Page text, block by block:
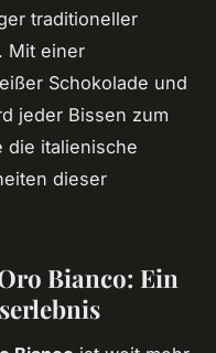
traditioneller
Mit einer
Schokolade und
jeder Bissen zum
die italienische
dieser
Bianco: Ein